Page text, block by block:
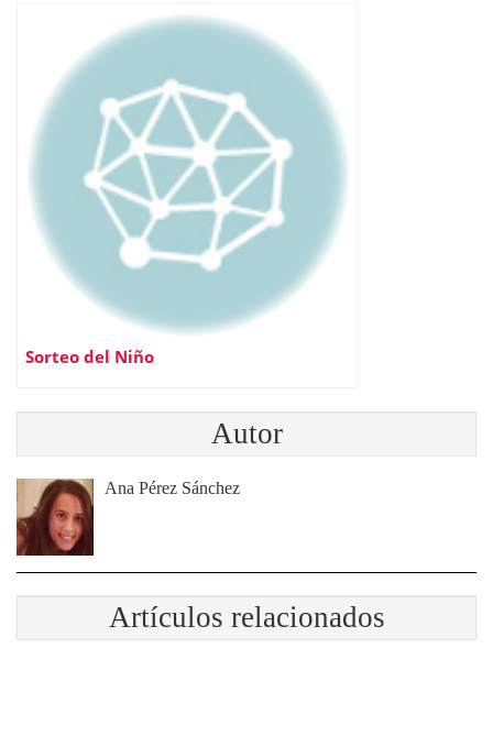
Sorteo del Niño
Autor
Ana Pérez Sánchez
Artículos relacionados